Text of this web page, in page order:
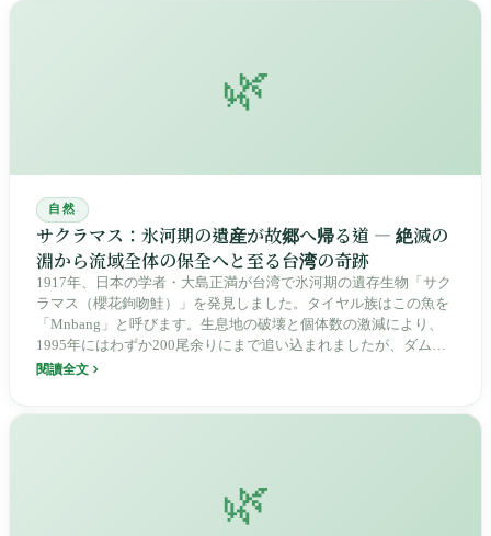
🌿
自然
サクラマス：氷河期の遺産が故郷へ帰る道 ― 絶滅の
淵から流域全体の保全へと至る台湾の奇跡
1917年、日本の学者・大島正満が台湾で氷河期の遺存生物「サク
ラマス（櫻花鉤吻鮭）」を発見しました。タイヤル族はこの魚を
「Mnbang」と呼びます。生息地の破壊と個体数の激減により、
1995年にはわずか200尾余りにまで追い込まれましたが、ダムの
撤去、人工繁殖、そして革新的な「無水輸送」技術を通じて、
閱讀全文
🌿